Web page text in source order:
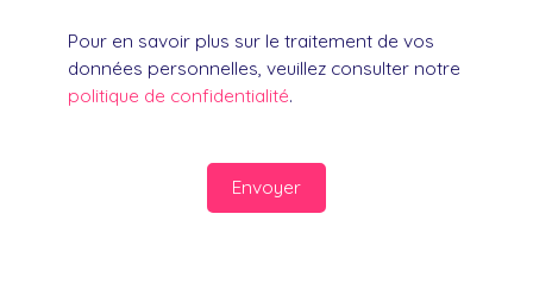
Pour en savoir plus sur le traitement de vos
données personnelles, veuillez consulter notre
politique de confidentialité.
Envoyer